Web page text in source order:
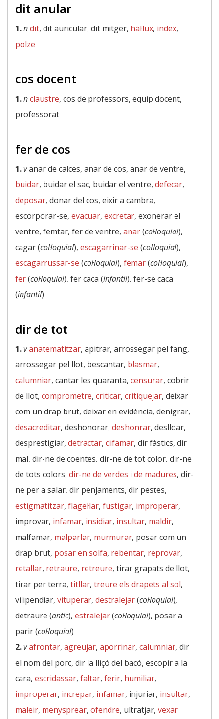
dit anular
1.ndit, dit auricular, dit mitger, hàl·lux, índex,
polze
cos docent
1.nclaustre, cos de professors, equip docent,
professorat
fer de cos
1.vanar de calces, anar de cos, anar de ventre,
buidar, buidar el sac, buidar el ventre, defecar,
deposar, donar del cos, eixir a cambra,
escorporar-se, evacuar, excretar, exonerar el
ventre, femtar, fer de ventre, anar(col·loquial),
cagar (col·loquial), escagarrinar-se (col·loquial),
escagarrussar-se (col·loquial), femar(col·loquial),
fer(col·loquial), fer caca (infantil), fer-se caca
(infantil)
dir de tot
1.vanatematitzar, apitrar, arrossegar pel fang,
arrossegar pel llot, bescantar, blasmar,
calumniar, cantar les quaranta, censurar, cobrir
de llot, comprometre, criticar, critiquejar, deixar
com un drap brut, deixar en evidència, denigrar,
desacreditar, deshonorar, deshonrar, deslloar,
desprestigiar, detractar, difamar, dir fàstics, dir
mal, dir-ne de coentes, dir-ne de tot color, dir-ne
de tots colors, dir-ne de verdes i de madures, dir-
ne per a salar, dir penjaments, dir pestes,
estigmatitzar, flagel·lar, fustigar, improperar,
improvar, infamar, insidiar, insultar, maldir,
malfamar, malparlar, murmurar, posar com un
drap brut, posar en solfa, rebentar, reprovar,
retallar, retraure, retreure, tirar grapats de llot,
tirar per terra, titllar, treure els drapets al sol,
vilipendiar, vituperar, destralejar(col·loquial),
detraure (antic), estralejar(col·loquial), posar a
parir (col·loquial)
2.vafrontar, agreujar, aporrinar, calumniar, dir
el nom del porc, dir la lliçó del bacó, escopir a la
cara, escridassar, faltar, ferir, humiliar,
improperar, increpar, infamar, injuriar, insultar,
maleir, menysprear, ofendre, ultratjar, vexar